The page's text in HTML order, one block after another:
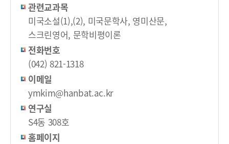
관련교과목
미국소설(1),(2), 미국문학사, 영미산문,
스크린영어, 문학비평이론
전화번호
(042) 821-1318
이메일
ymkim@hanbat.ac.kr
연구실
S4동 308호
홈페이지